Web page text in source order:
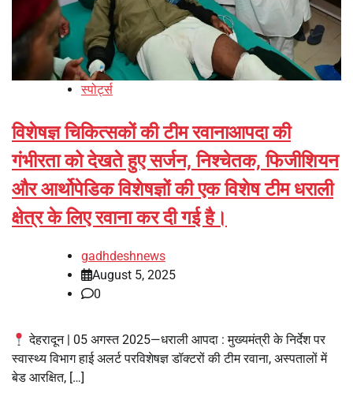
स्पोर्ट्स
विशेषज्ञ चिकित्सकों की टीम रवानाआपदा की
गंभीरता को देखते हुए सर्जन, निश्चेतक, फिजीशियन
और आर्थोपेडिक विशेषज्ञों की एक विशेष टीम धराली
क्षेत्र के लिए रवाना कर दी गई है।
gadhdeshnews
August 5, 2025
0
देहरादून | 05 अगस्त 2025—धराली आपदा : मुख्यमंत्री के निर्देश पर
स्वास्थ्य विभाग हाई अलर्ट परविशेषज्ञ डॉक्टरों की टीम रवाना, अस्पतालों में
बेड आरक्षित, […]